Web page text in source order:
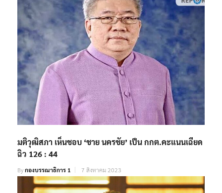
มติวุฒิสภา เห็นชอบ ‘ชาย นครชัย’ เป็น กกต.คะแนนเฉียด
ฉิว 126 : 44
Byกองบรรณาธิการ 1 7 สิงหาคม 2023